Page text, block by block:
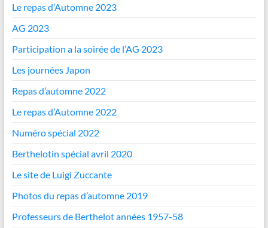
Le repas d’Automne 2023
AG 2023
Participation a la soirée de l’AG 2023
Les journées Japon
Repas d’automne 2022
Le repas d’Automne 2022
Numéro spécial 2022
Berthelotin spécial avril 2020
Le site de Luigi Zuccante
Photos du repas d’automne 2019
Professeurs de Berthelot années 1957-58